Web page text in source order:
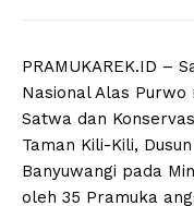
PRAMUKAREK.ID –
Nasional Alas
Satwa dan
Taman Kili-Kili,
Banyuwangi pada
oleh 35 Pramuka